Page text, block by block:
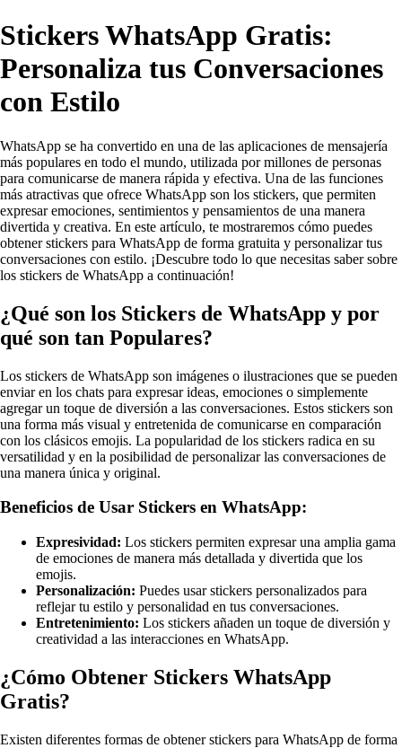
Stickers WhatsApp Gratis:
Personaliza tus Conversaciones
con Estilo
WhatsApp se ha convertido en una de las aplicaciones de mensajería
más populares en todo el mundo, utilizada por millones de personas
para comunicarse de manera rápida y efectiva. Una de las funciones
más atractivas que ofrece WhatsApp son los stickers, que permiten
expresar emociones, sentimientos y pensamientos de una manera
divertida y creativa. En este artículo, te mostraremos cómo puedes
obtener stickers para WhatsApp de forma gratuita y personalizar tus
conversaciones con estilo. ¡Descubre todo lo que necesitas saber sobre
los stickers de WhatsApp a continuación!
¿Qué son los Stickers de WhatsApp y por
qué son tan Populares?
Los stickers de WhatsApp son imágenes o ilustraciones que se pueden
enviar en los chats para expresar ideas, emociones o simplemente
agregar un toque de diversión a las conversaciones. Estos stickers son
una forma más visual y entretenida de comunicarse en comparación
con los clásicos emojis. La popularidad de los stickers radica en su
versatilidad y en la posibilidad de personalizar las conversaciones de
una manera única y original.
Beneficios de Usar Stickers en WhatsApp:
Expresividad: Los stickers permiten expresar una amplia gama
de emociones de manera más detallada y divertida que los
emojis.
Personalización: Puedes usar stickers personalizados para
reflejar tu estilo y personalidad en tus conversaciones.
Entretenimiento: Los stickers añaden un toque de diversión y
creatividad a las interacciones en WhatsApp.
¿Cómo Obtener Stickers WhatsApp
Gratis?
Existen diferentes formas de obtener stickers para WhatsApp de forma